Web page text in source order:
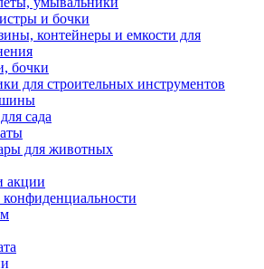
и бочки
контейнеры и емкости для
бочки
для строительных инструментов
сада
для животных
акции